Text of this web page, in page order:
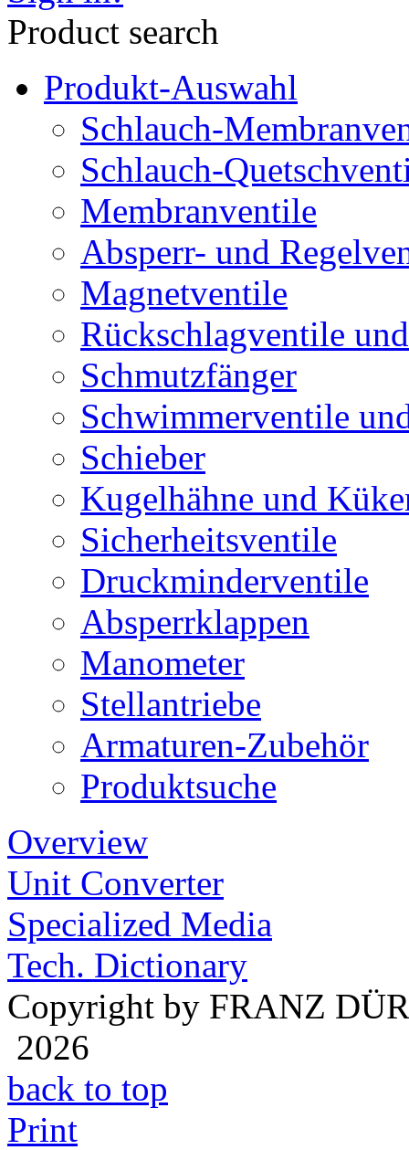
Product search
Produkt-Auswahl
Schlauch-
Schlauch-
Membranventile
Absperr- und
Magnetventile
Rückschlagventile
Schmutzfänger
Schwimmerventile
Schieber
Kugelhähne und
Sicherheitsventile
Druckminderventile
Absperrklappen
Manometer
Stellantriebe
Armaturen-Zubehör
Produktsuche
Overview
Unit Converter
Specialized Media
Tech. Dictionary
Copyright by FRANZ
2026
back to top
Print